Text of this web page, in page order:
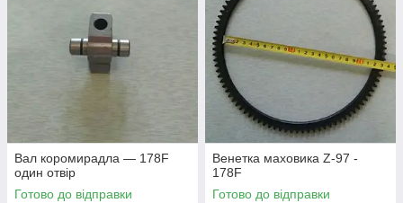
Вал коромирадла — 178F
один отвір
Готово до відправки
Венетка маховика Z-97 -
178F
Готово до відправки